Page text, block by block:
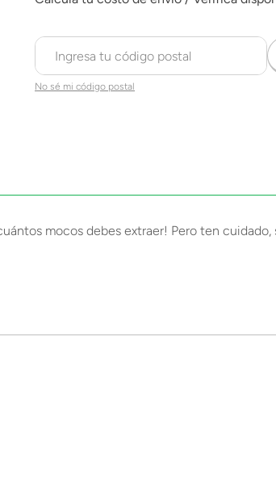
No sé mi código postal
mocos debes extraer! Pero ten